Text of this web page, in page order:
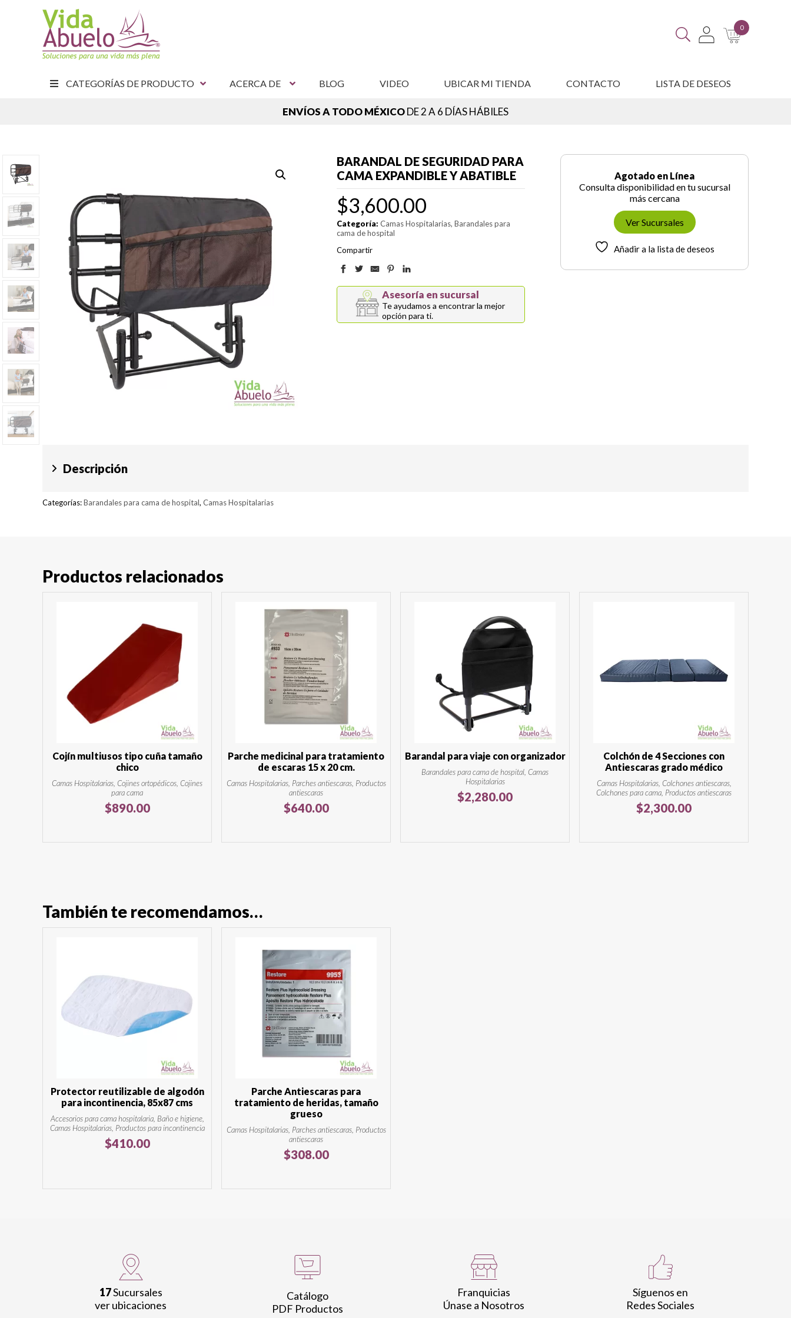
0
CATEGORÍAS DE PRODUCTO ACERCA DE BLOG VIDEO UBICAR MI TIENDA CONTACTO LISTA DE DESEOS
ENVÍOS A TODO MÉXICODE 2 A 6 DÍAS HÁBILES
BARANDAL DE SEGURIDAD PARA
CAMA EXPANDIBLE Y ABATIBLE
$3,600.00
Categoría: Camas Hospitalarias Barandales para
cama de hospital
Compartir
Asesoría en sucursal
Te ayudamos a encontrar la mejor
opción para ti.
Agotado en Línea
Consulta disponibilidad en tu sucursal
más cercana
Ver Sucursales
Añadir a la lista de deseos
Descripción
Categorías:Barandales para cama de hospital, Camas Hospitalarias
Productos relacionados
Cojín multiusos tipo cuña tamaño
chico
Camas Hospitalarias, Cojines ortopédicos, Cojines
para cama
$890.00
Parche medicinal para tratamiento
de escaras 15 x 20 cm.
Camas Hospitalarias, Parches antiescaras, Productos
antiescaras
$640.00
Barandal para viaje con organizador
Barandales para cama de hospital, Camas
Hospitalarias
$2,280.00
Colchón de 4 Secciones con
Antiescaras grado médico
Camas Hospitalarias, Colchones antiescaras,
Colchones para cama, Productos antiescaras
$2,300.00
También te recomendamos…
Protector reutilizable de algodón
para incontinencia, 85x87 cms
Accesorios para cama hospitalaria, Baño e higiene,
Camas Hospitalarias, Productos para incontinencia
$410.00
Parche Antiescaras para
tratamiento de heridas, tamaño
grueso
Camas Hospitalarias, Parches antiescaras, Productos
antiescaras
$308.00
17Sucursales
ver ubicaciones
Catálogo
PDF Productos
Franquicias
Únase a Nosotros
Síguenos en
Redes Sociales